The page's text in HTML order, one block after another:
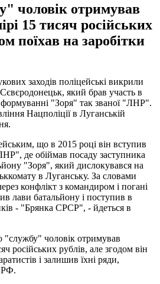
чоловік отримував
15 тисяч російських
поїхав на заробітки
заходів поліцейські викрили
який брав участь в
"Зоря" так званої "ЛНР".
Нацполіції в Луганській
що в 2015 році він вступив
де обіймав посаду заступника
"Зоря", який дислокувався на
в Луганську. За словами
конфлікт з командиром і погані
лави батальйону і поступив в
- "Брянка СРСР", - йдеться в
чоловік отримував
російських рублів, але згодом він
і залишив їхні ряди,
РФ.